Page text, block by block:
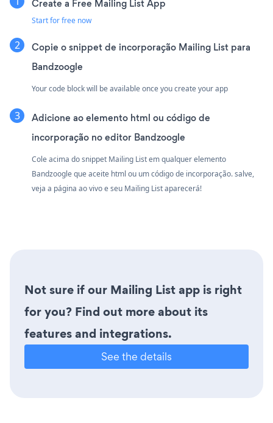
Create a Free Mailing List App
Start for free now
Copie o snippet de incorporação Mailing List para
Bandzoogle
Your code block will be available once you create your app
Adicione ao elemento html ou código de
incorporação no editor Bandzoogle
Cole acima do snippet Mailing List em qualquer elemento
Bandzoogle que aceite html ou um código de incorporação. salve,
veja a página ao vivo e seu Mailing List aparecerá!
Not sure if our Mailing List app is right
for you? Find out more about its
features and integrations.
See the details